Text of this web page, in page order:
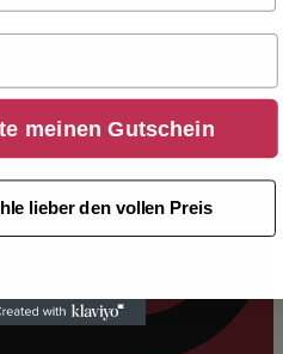
meinen Gutschein
lieber den vollen Preis